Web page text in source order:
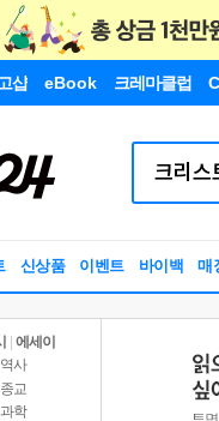
샵 eBook 크레마클럽
신상품 이벤트 바이백 매
에세이
역사
종교
과학